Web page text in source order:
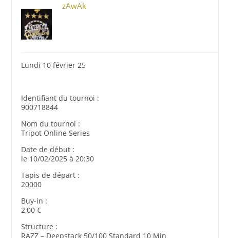
zAwAk
Lundi 10 février 25
Identifiant du tournoi :
900718844
Nom du tournoi :
Tripot Online Series
Date de début :
le 10/02/2025 à 20:30
Tapis de départ :
20000
Buy-in :
2,00 €
Structure :
RAZZ – Deepstack 50/100 Standard 10 Min